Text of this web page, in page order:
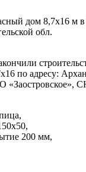
дом 8,7х16 м
обл.
по адресу:
200 мм,